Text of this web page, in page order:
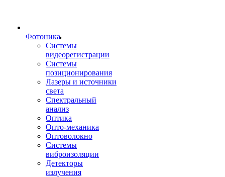
Фотоника
Cистемы
видеорегистрации
Системы
позиционирования
Лазеры и источники
света
Спектральный
анализ
Оптика
Опто-механика
Оптоволокно
Системы
виброизоляции
Детекторы
излучения